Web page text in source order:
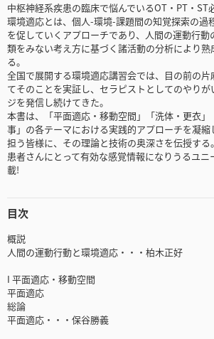
中枢神経系疾患の臨床で悩んでいるOT・PT・ST
環境適応とは、個人-環境-課題間の知覚探索の過
を促していくアプローチであり、人間の運動行
類をみない考え方に基づく諸活動の分析により
る。
全国で展開する環境適応講習会では、目の前の
てそのことを実証し、セラピストとしてのやり
ジを発信し続けてきた。
本書は、「平面適応・移動空間」「洗体・更衣」
事」の各テーマにおける実践的アプローチを凝
担う皆様に、その理論と技術の奥深さを伝授する。
患者さんにとって有効な感覚情報になりうるユ
載!
目次
概説
人間の運動行動と環境適応・・・柏木正好
I 平面適応・移動空間
平面適応
総論
平面適応・・・保谷勝義